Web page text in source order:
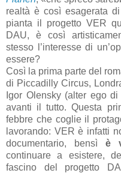
realtà è così esagerata
pianta il progetto VER
DAU, è così
stesso l’interesse di
essere?
Così la prima parte del
di Piccadilly Circus,
Igor Olensky (alter ego
avanti il tutto. Questa
febbre che coglie il
lavorando: VER è infatti
documentario, bensì è
continuare a esistere,
fascino del progetto